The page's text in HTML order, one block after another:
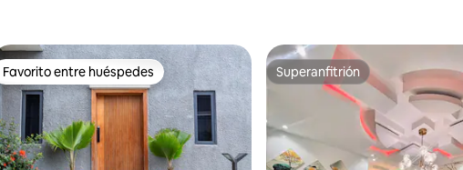
Favorito entre huéspedes
Favorito entre huéspedes Superanfitrión
Superanfitrión